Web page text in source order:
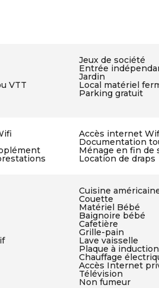
Jeux de société
Entrée
Jardin
VTT Local matériel
Parking gratuit
Accès internet
Documentation
Ménage en fin de
Location de draps
Cuisine
Couette
Matériel Bébé
Baignoire bébé
Cafetière
Grille-pain
Lave vaisselle
Plaque à induction
Chauffage
Accès Internet
Télévision
Non fumeur